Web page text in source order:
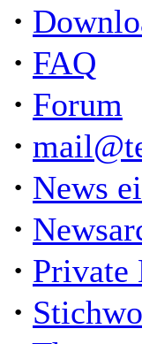
·
· FAQ
· Forum
·
· News
·
· Private
·